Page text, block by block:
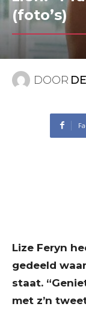
(foto’s)
DOOR
Lize Feryn
gedeeld
staat.
met z’n